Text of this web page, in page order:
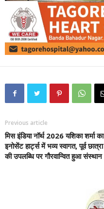
Previous article
मिस इंडिया नॉर्थ 2026 यशिका शर्मा का
इनोसेंट हार्ट्स में भव्य स्वागत, पूर्व छात्रा
की उपलब्धि पर गौरवान्वित हुआ संस्थान